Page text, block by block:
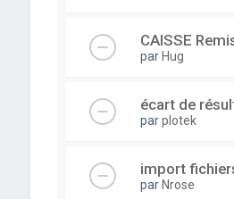
CAISSE
par Hug
écart de
parplotek
import
par Nrose